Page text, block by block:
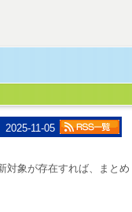
2025-11-05
対象が存在すれば、まとめ